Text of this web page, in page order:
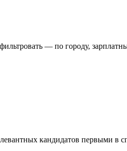
— по городу,
кандидатов первыми в